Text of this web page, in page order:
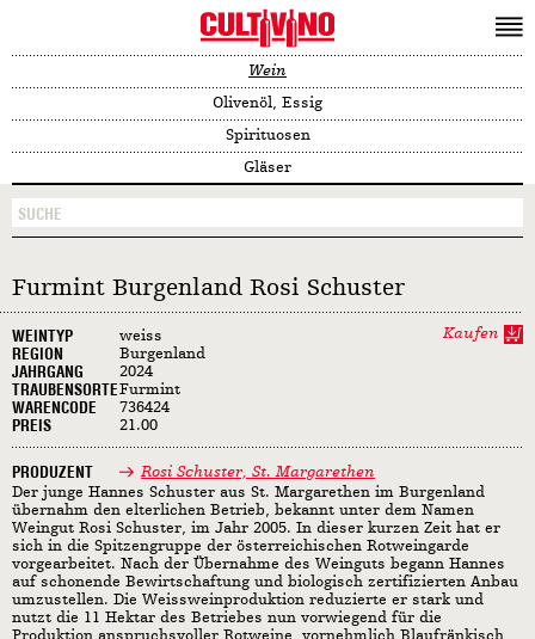
Wein
Olivenöl, Essig
Spirituosen
Gläser
Furmint Burgenland Rosi Schuster
WEINTYP weiss
REGION Burgenland
JAHRGANG 2024
TRAUBENSORTEFurmint
WARENCODE 736424
PREIS 21.00
Kaufen
PRODUZENT
Rosi Schuster, St. Margarethen
Der junge Hannes Schuster aus St. Margarethen im Burgenland
übernahm den elterlichen Betrieb, bekannt unter dem Namen
Weingut Rosi Schuster, im Jahr 2005. In dieser kurzen Zeit hat er
sich in die Spitzengruppe der österreichischen Rotweingarde
vorgearbeitet. Nach der Übernahme des Weinguts begann Hannes
auf schonende Bewirtschaftung und biologisch zertifizierten Anbau
umzustellen. Die Weissweinproduktion reduzierte er stark und
nutzt die 11 Hektar des Betriebes nun vorwiegend für die